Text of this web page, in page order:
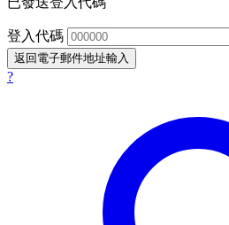
登入代碼
返回電子郵件地址輸入
?